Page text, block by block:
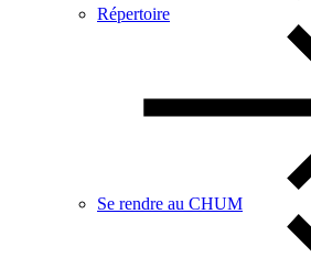
Répertoire
Se rendre au CHUM